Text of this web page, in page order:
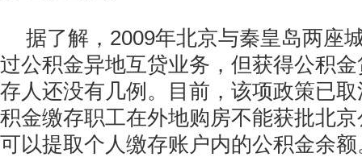
据了解，2009年北京与秦皇岛两座
过公积金异地互贷业务，但获得公积
存人还没有几例。目前，该项政策已
积金缴存职工在外地购房不能获批北
可以提取个人缴存账户内的公积金余额